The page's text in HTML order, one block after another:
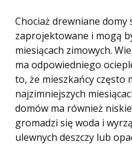
Chociaż drewniane domy
zaprojektowane i mogą
miesiącach zimowych.
ma odpowiedniego
to, że mieszkańcy często
najzimniejszych
domów ma również
gromadzi się woda i
ulewnych deszczy lub